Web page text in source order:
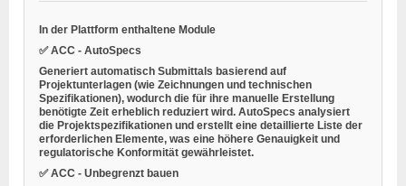
In der Plattform enthaltene Module
✅ ACC - AutoSpecs
Generiert automatisch Submittals basierend auf
Projektunterlagen (wie Zeichnungen und technischen
Spezifikationen), wodurch die für ihre manuelle Erstellung
benötigte Zeit erheblich reduziert wird. AutoSpecs analysiert
die Projektspezifikationen und erstellt eine detaillierte Liste der
erforderlichen Elemente, was eine höhere Genauigkeit und
regulatorische Konformität gewährleistet.
✅ ACC - Unbegrenzt bauen